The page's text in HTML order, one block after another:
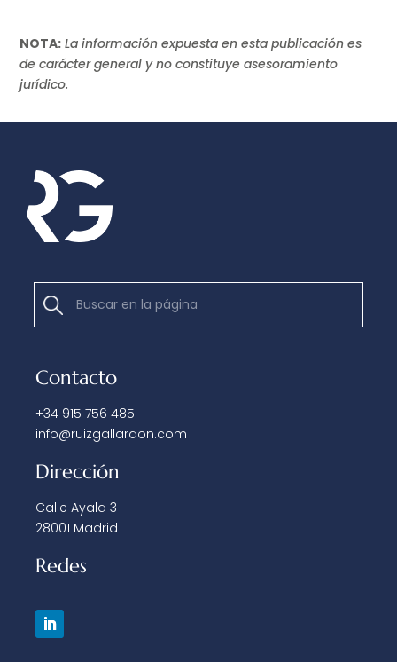
NOTA: La información expuesta en esta publicación es
de carácter general y no constituye asesoramiento
jurídico.
Contacto
+34 915 756 485
info@ruizgallardon.com
Dirección
Calle Ayala 3
28001 Madrid
Redes